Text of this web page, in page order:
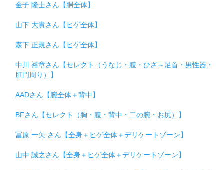
金子 隆士さん【胴全体】
山下 大貴さん【ヒゲ全体】
森下 正規さん【ヒゲ全体】
中川 裕章さん【セレクト（うなじ・腹・ひざ～足首・男性器・
肛門周り）】
AADさん【腕全体＋背中】
BFさん【セレクト（胸・腹・背中・二の腕・お尻）】
冨原 一矢 さん【全身＋ヒゲ全体＋デリケートゾーン】
山中 誠之さん【全身＋ヒゲ全体＋デリケートゾーン】